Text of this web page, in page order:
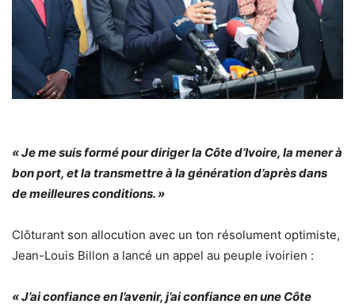
« Je me suis formé pour diriger la Côte d’Ivoire, la mener à
bon port, et la transmettre à la génération d’après dans
de meilleures conditions. »
Clôturant son allocution avec un ton résolument optimiste,
Jean-Louis Billon a lancé un appel au peuple ivoirien :
« J’ai confiance en l’avenir, j’ai confiance en une Côte